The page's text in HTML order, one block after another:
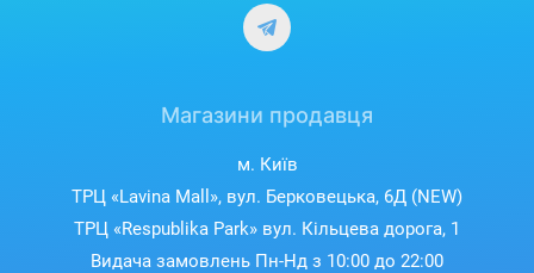
Магазини продавця
м. Київ
ТРЦ «Lavina Mall», вул. Берковецька, 6Д (NEW)
ТРЦ «Respublika Park» вул. Кільцева дорога, 1
Видача замовлень Пн-Нд з 10:00 до 22:00